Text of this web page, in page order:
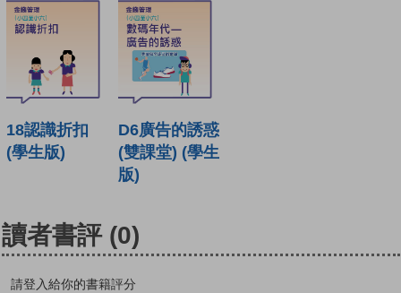
18認識折扣
(學生版)
D6廣告的誘惑
(雙課堂) (學生
版)
讀者書評 (0)
請登入給你的書籍評分